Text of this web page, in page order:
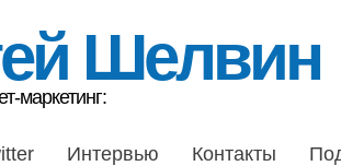
Шелвин
маркетинг:
Интервью Контакты